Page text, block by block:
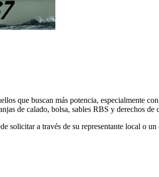
que buscan más potencia, especialmente
de calado, bolsa, sables RBS y derechos de
solicitar a través de su representante local o un